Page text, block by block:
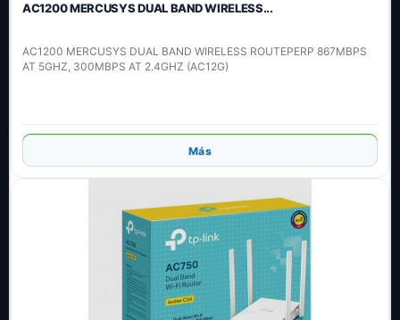
AC1200 MERCUSYS DUAL BAND WIRELESS...
AC1200 MERCUSYS DUAL BAND WIRELESS ROUTEPERP 867MBPS
AT 5GHZ, 300MBPS AT 2.4GHZ (AC12G)
Añadir
Más